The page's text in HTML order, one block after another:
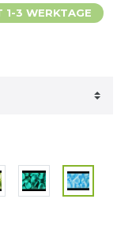
1-3 WERKTAGE